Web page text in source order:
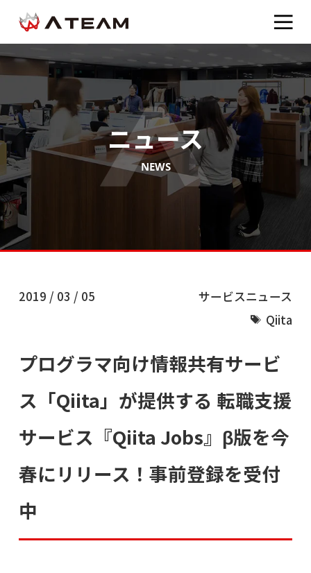
ニュース
NEWS
2019 / 03 / 05
サービスニュース
Qiita
プログラマ向け情報共有サービ
ス「Qiita」が提供する 転職支援
サービス『Qiita Jobs』β版を今
春にリリース！事前登録を受付
中